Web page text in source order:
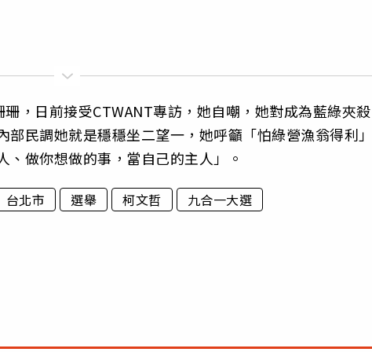
，日前接受CTWANT專訪，她自嘲，她對成為藍綠夾殺
部民調她就是穩穩坐二望一，她呼籲「怕綠營漁翁得利
做你想做的事，當自己的主人」。
台北市 選舉 柯文哲 九合一大選